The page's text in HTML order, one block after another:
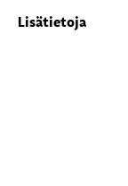
Lisätietoja